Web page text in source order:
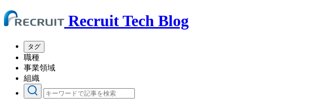
Recruit Tech Blog
タグ
職種
事業領域
組織